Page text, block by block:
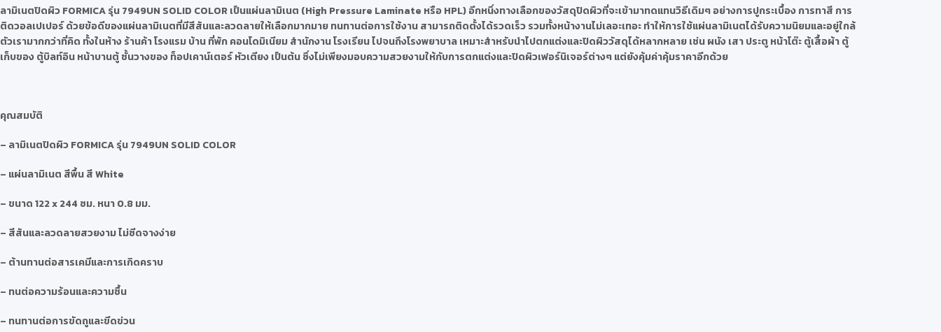
ลามิเนตปิดผิวFORMICA รุ่น 7949UN SOLID COLORเป็นแผ่นลามิเนต (High Pressure Laminate หรือ HPL) อีกหนึ่งทางเลือกของวัสดุปิดผิวที่จะเข้ามาทดแทนวิธีเดิมๆ อย่างการปูกระเบื้อง การทาสี การ
ติดวอลเปเปอร์ ด้วยข้อดีของแผ่นลามิเนตที่มีสีสันและลวดลายให้เลือกมากมาย ทนทานต่อการใช้งาน สามารถติดตั้งได้รวดเร็ว รวมทั้งหน้างานไม่เลอะเทอะ ทำให้การใช้แผ่นลามิเนตได้รับความนิยมและอยู่ใกล้
ตัวเรามากกว่าที่คิด ทั้งในห้าง ร้านค้า โรงแรม บ้าน ที่พัก คอนโดมิเนียม สำนักงาน โรงเรียน ไปจนถึงโรงพยาบาล เหมาะสำหรับนำไปตกแต่งและปิดผิววัสดุได้หลากหลาย เช่น ผนัง เสา ประตู หน้าโต๊ะ ตู้เสื้อผ้า ตู้
เก็บของ ตู้บิลท์อิน หน้าบานตู้ ชั้นวางของ ท็อปเคาน์เตอร์ หัวเตียง เป็นต้น ซึ่งไม่เพียงมอบความสวยงามให้กับการตกแต่งและปิดผิวเฟอร์นิเจอร์ต่างๆ แต่ยังคุ้มค่าคุ้มราคาอีกด้วย
คุณสมบัติ
– ลามิเนตปิดผิว FORMICA รุ่น 7949UN SOLID COLOR
– แผ่นลามิเนต สีพื้น สี White
– ขนาด 122 x 244 ซม. หนา 0.8 มม.
– สีสันและลวดลายสวยงาม ไม่ซีดจางง่าย
– ต้านทานต่อสารเคมีและการเกิดคราบ
– ทนต่อความร้อนและความชื้น
– ทนทานต่อการขัดถูและขีดข่วน